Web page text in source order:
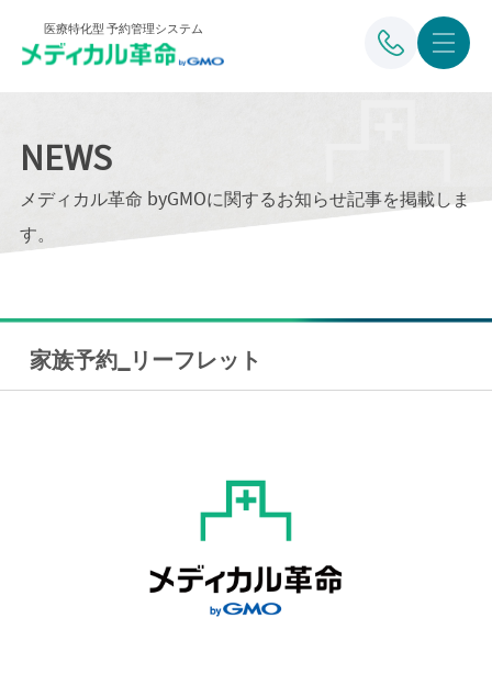
医療特化型 予約管理システム
NEWS
メディカル革命 byGMOに関するお知らせ記事を掲載しま
す。
家族予約_リーフレット